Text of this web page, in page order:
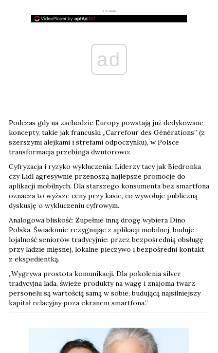
REKLAMA
ad
Podczas gdy na zachodzie Europy powstają już dedykowane
koncepty, takie jak francuski „Carrefour des Générations” (z
szerszymi alejkami i strefami odpoczynku), w Polsce
transformacja przebiega dwutorowo:
Cyfryzacja i ryzyko wykluczenia: Liderzy tacy jak Biedronka
czy Lidl agresywnie przenoszą najlepsze promocje do
aplikacji mobilnych. Dla starszego konsumenta bez smartfona
oznacza to wyższe ceny przy kasie, co wywołuje publiczną
dyskusję o wykluczeniu cyfrowym.
Analogowa bliskość: Zupełnie inną drogę wybiera Dino
Polska. Świadomie rezygnując z aplikacji mobilnej, buduje
lojalność seniorów tradycyjnie: przez bezpośrednią obsługę
przy ladzie mięsnej, lokalne pieczywo i bezpośredni kontakt
z ekspedientką.
„Wygrywa prostota komunikacji. Dla pokolenia silver
tradycyjna lada, świeże produkty na wagę i znajoma twarz
personelu są wartością samą w sobie, budującą najsilniejszy
kapitał relacyjny poza ekranem smartfona.”